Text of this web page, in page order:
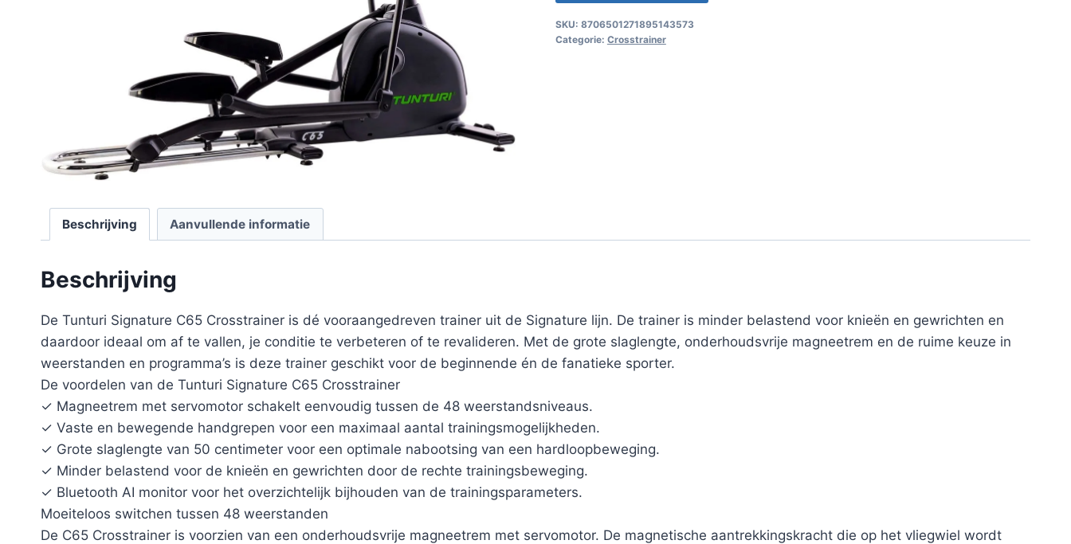
SKU: 8706501271895143573
Categorie: Crosstrainer
Beschrijving Aanvullende informatie
Beschrijving
De Tunturi Signature C65 Crosstrainer is dé vooraangedreven trainer uit de Signature lijn. De trainer is minder belastend voor knieën en gewrichten en
daardoor ideaal om af te vallen, je conditie te verbeteren of te revalideren. Met de grote slaglengte, onderhoudsvrije magneetrem en de ruime keuze in
weerstanden en programma’s is deze trainer geschikt voor de beginnende én de fanatieke sporter.
De voordelen van de Tunturi Signature C65 Crosstrainer
✓ Magneetrem met servomotor schakelt eenvoudig tussen de 48 weerstandsniveaus.
✓ Vaste en bewegende handgrepen voor een maximaal aantal trainingsmogelijkheden.
✓ Grote slaglengte van 50 centimeter voor een optimale nabootsing van een hardloopbeweging.
✓ Minder belastend voor de knieën en gewrichten door de rechte trainingsbeweging.
✓ Bluetooth AI monitor voor het overzichtelijk bijhouden van de trainingsparameters.
Moeiteloos switchen tussen 48 weerstanden
De C65 Crosstrainer is voorzien van een onderhoudsvrije magneetrem met servomotor. De magnetische aantrekkingskracht die op het vliegwiel wordt